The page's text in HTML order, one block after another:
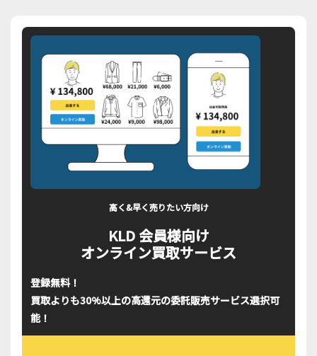
高く&早く売りたい方向け
KLD 会員様向け
オンライン買取サービス
登録無料！
買取よりも30%以上の高還元の委託販売サービス選択可
能！